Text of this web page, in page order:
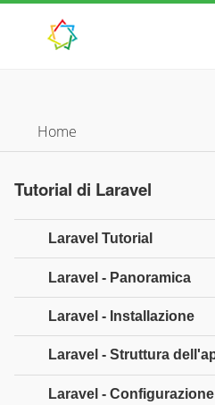
Home
Tutorial di Laravel
Laravel Tutorial
Laravel - Panoramica
Laravel - Installazione
Laravel - Configurazione